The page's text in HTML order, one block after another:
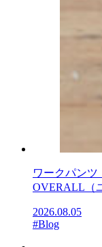
ワークパン
OVERALL（
2026.08.05
#Blog